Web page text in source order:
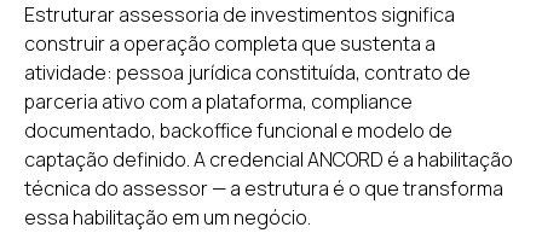
Estruturar assessoria de investimentos significa
construir a operação completa que sustenta a
atividade: pessoa jurídica constituída, contrato de
parceria ativo com a plataforma, compliance
documentado, backoffice funcional e modelo de
captação definido. A credencial ANCORD é a habilitação
técnica do assessor — a estrutura é o que transforma
essa habilitação em um negócio.